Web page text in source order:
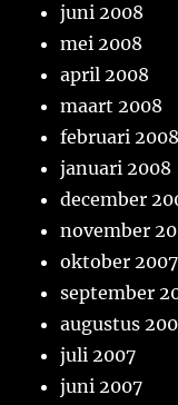
juni 2008
mei 2008
april 2008
maart 2008
februari 2008
januari 2008
december
november
oktober 2007
september
augustus
juli 2007
juni 2007